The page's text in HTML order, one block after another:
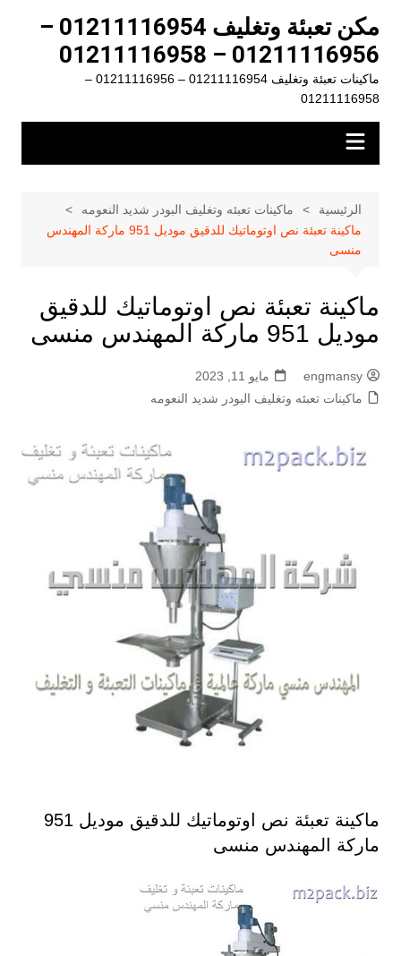
المحتوى
مكن تعبئة وتغليف 01211116954 –
01211116956 – 01211116958
ماكينات تعبئة وتغليف 01211116954 – 01211116956 –
01211116958
الرئيسية
ماكينات تعبئه وتغليف البودر شديد النعومه
ماكينة تعبئة نص اوتوماتيك للدقيق موديل 951 ماركة المهندس
منسى
ماكينة تعبئة نص اوتوماتيك للدقيق
موديل 951 ماركة المهندس منسى
engmansy
مايو 11, 2023
ماكينات تعبئه وتغليف البودر شديد النعومه
ماكينة تعبئة نص اوتوماتيك للدقيق موديل 951
ماركة المهندس منسى